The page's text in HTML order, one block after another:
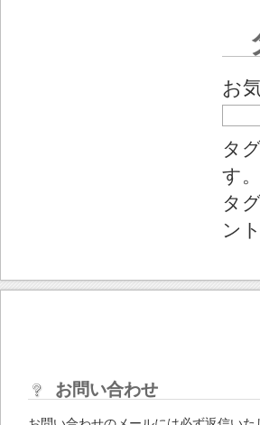
お
タ
す
タ
ン
お問い合わせ